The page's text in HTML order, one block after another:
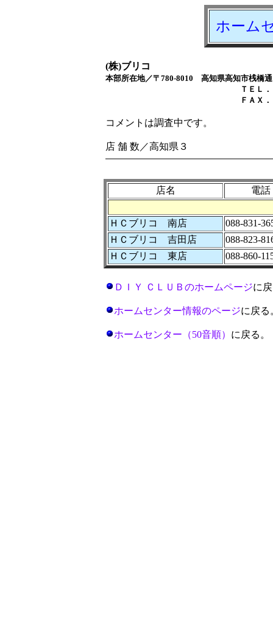
ホーム
(株)ブリコ
本部所在地／〒780-8010 高知県高知市桟
ＴＥＬ．０８８－８
ＦＡＸ．０８８－８
コメントは調査中です。
店 舗 数／高知県３
店名 電話
ＨＣブリコ 南店
088-831-
ＨＣブリコ 吉田店
088-823-
ＨＣブリコ 東店
088-860-
ＤＩＹ ＣＬＵＢのホームページに
ホームセンター情報のページに戻る
ホームセンター（50音順） に戻る。